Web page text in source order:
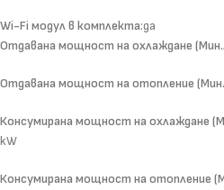
Wi-Fi модул в комплекта:да
Отдавана мощност на охлаждане
Отдавана мощност на отопление
Консумирана мощност на охлаждане
kW
Консумирана мощност на отопление